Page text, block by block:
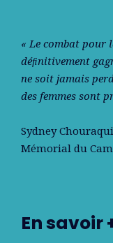
« Le combat pour
déﬁnitivement
ne soit jamais
des femmes sont
Sydney Chouraqui
Mémorial du
En savoir